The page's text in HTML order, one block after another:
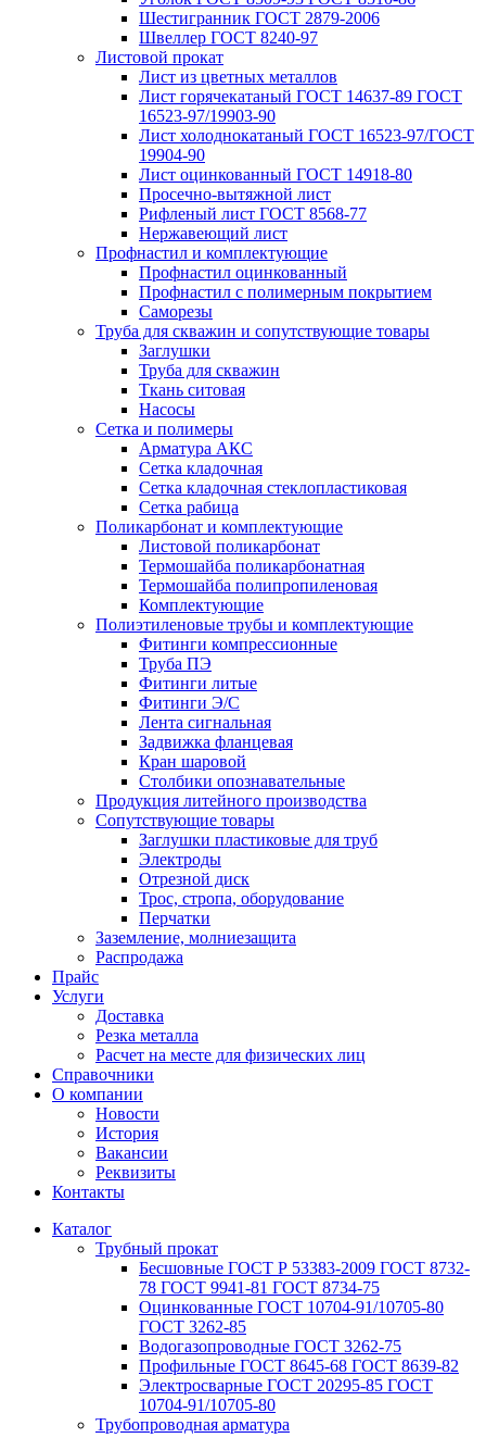
Шестигранник ГОСТ 2879-2006
Швеллер ГОСТ 8240-97
Листовой прокат
Лист из цветных металлов
Лист горячекатаный ГОСТ 14637-89 ГОСТ
16523-97/19903-90
Лист холоднокатаный ГОСТ 16523-97/ГОСТ
19904-90
Лист оцинкованный ГОСТ 14918-80
Просечно-вытяжной лист
Рифленый лист ГОСТ 8568-77
Нержавеющий лист
Профнастил и комплектующие
Профнастил оцинкованный
Профнастил с полимерным покрытием
Саморезы
Труба для скважин и сопутствующие товары
Заглушки
Труба для скважин
Ткань ситовая
Насосы
Сетка и полимеры
Арматура АКС
Сетка кладочная
Сетка кладочная стеклопластиковая
Сетка рабица
Поликарбонат и комплектующие
Листовой поликарбонат
Термошайба поликарбонатная
Термошайба полипропиленовая
Комплектующие
Полиэтиленовые трубы и комплектующие
Фитинги компрессионные
Труба ПЭ
Фитинги литые
Фитинги Э/С
Лента сигнальная
Задвижка фланцевая
Кран шаровой
Столбики опознавательные
Продукция литейного производства
Сопутствующие товары
Заглушки пластиковые для труб
Электроды
Отрезной диск
Трос, стропа, оборудование
Перчатки
Заземление, молниезащита
Распродажа
Прайс
Услуги
Доставка
Резка металла
Расчет на месте для физических лиц
Справочники
О компании
Новости
История
Вакансии
Реквизиты
Контакты
Каталог
Трубный прокат
Беcшовные ГОСТ Р 53383-2009 ГОСТ 8732-
78 ГОСТ 9941-81 ГОСТ 8734-75
Оцинкованные ГОСТ 10704-91/10705-80
ГОСТ 3262-85
Водогазопроводные ГОСТ 3262-75
Профильные ГОСТ 8645-68 ГОСТ 8639-82
Электросварные ГОСТ 20295-85 ГОСТ
10704-91/10705-80
Трубопроводная арматура